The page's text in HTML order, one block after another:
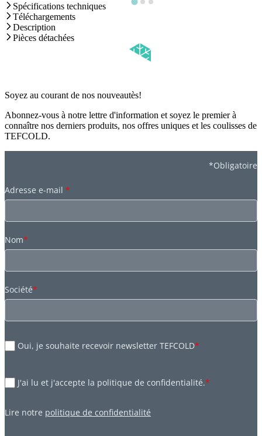
Spécifications techniques
Téléchargements
Description
Pièces détachées
Soyez au courant de nos nouveautès!
Abonnez-vous à notre lettre d'information et soyez le premier à
connaître nos derniers produits, nos offres uniques et les coulisses de
TEFCOLD.
*Obligatoire
Adresse e-mail *
Nom*
Société*
Oui, je souhaite recevoir newsletter TEFCOLD*
J'ai lu et j'accepte la politique de confidentialité.*
Lire notre politique de confidentialité